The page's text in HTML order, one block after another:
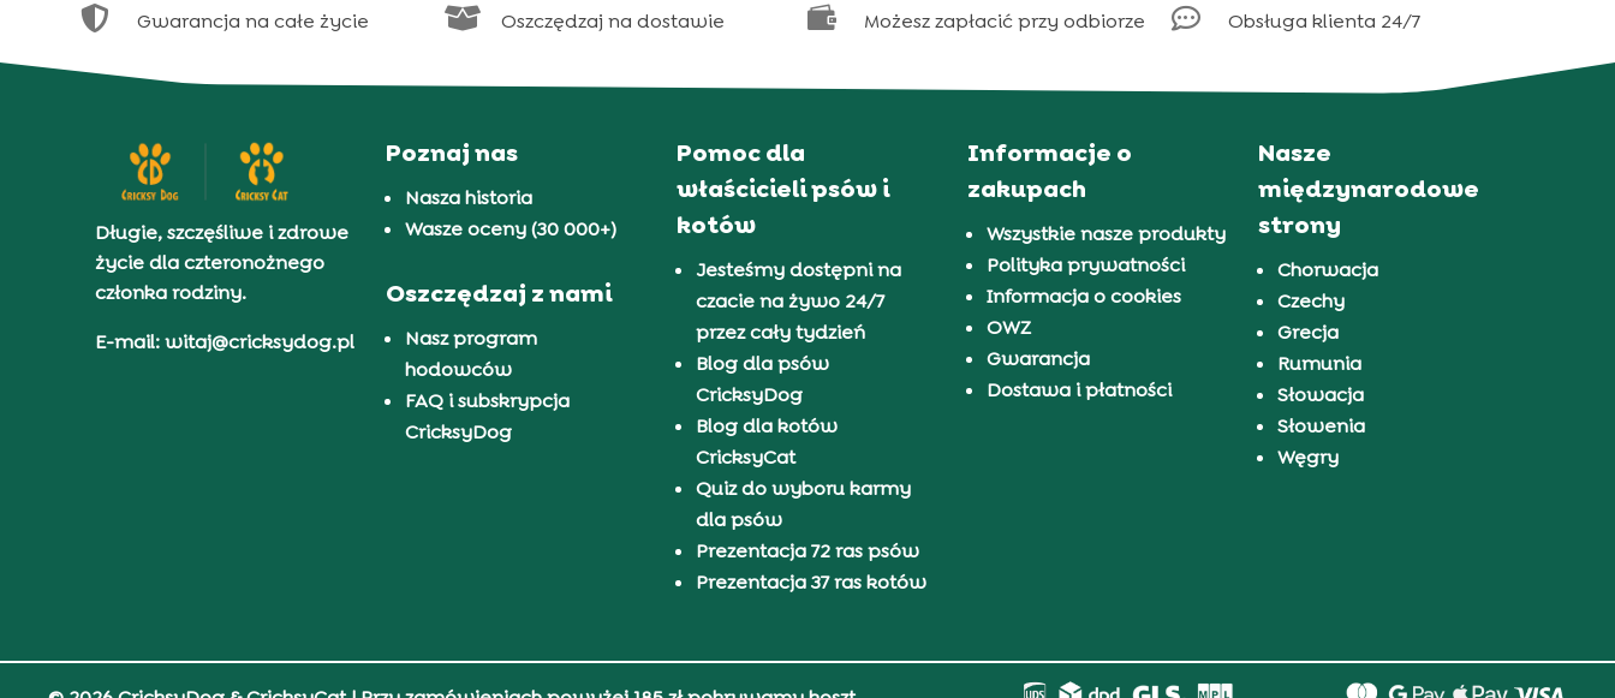
 Gwarancja na całe życie  Oszczędzaj na dostawie  Możesz zapłacić przy odbiorze  Obsługa klienta 24/7
Długie, szczęśliwe i zdrowe
życie dla czteronożnego
członka rodziny.
E-mail: witaj@cricksydog.pl
Poznaj nas
Nasza historia
Wasze oceny (30 000+)
Oszczędzaj z nami
Nasz program
hodowców
FAQ i subskrypcja
CricksyDog
Pomoc dla
właścicieli psów i
kotów
Jesteśmy dostępni na
czacie na żywo 24/7
przez cały tydzień
Blog dla psów
CricksyDog
Blog dla kotów
CricksyCat
Quiz do wyboru karmy
dla psów
Prezentacja 72 ras psów
Prezentacja 37 ras kotów
Informacje o
zakupach
Wszystkie nasze produkty
Polityka prywatności
Informacja o cookies
OWZ
Gwarancja
Dostawa i płatności
Nasze
międzynarodowe
strony
Chorwacja
Czechy
Grecja
Rumunia
Słowacja
Słowenia
Węgry